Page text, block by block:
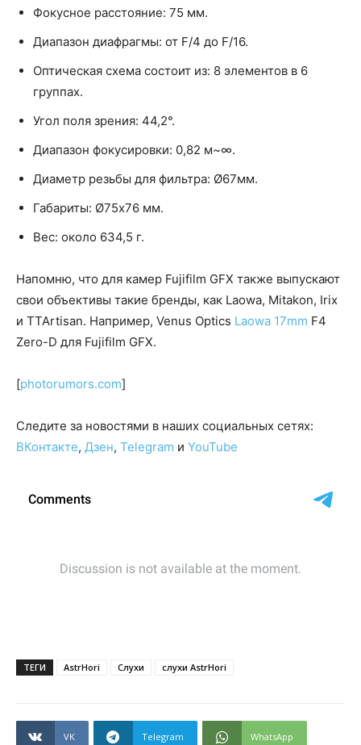
Фокусное расстояние: 75 мм.
Диапазон диафрагмы: от F/4 до F/16.
Оптическая схема состоит из: 8 элементов в 6
группах.
Угол поля зрения: 44,2°.
Диапазон фокусировки: 0,82 м~∞.
Диаметр резьбы для фильтра: Ø67мм.
Габариты: Ø75х76 мм.
Вес: около 634,5 г.
Напомню, что для камер Fujifilm GFX также выпускают
свои объективы такие бренды, как Laowa, Mitakon, Irix
и TTArtisan. Например, Venus Optics Laowa 17mm F4
Zero-D для Fujifilm GFX.
[photorumors.com]
Сле­ди­те за но­во­стя­ми в на­ших со­ци­аль­ных се­тях:
ВКонтакте, Дзен, Telegram и YouTube
ТЕГИ AstrHori Слухи слухи AstrHori
VK Telegram WhatsApp